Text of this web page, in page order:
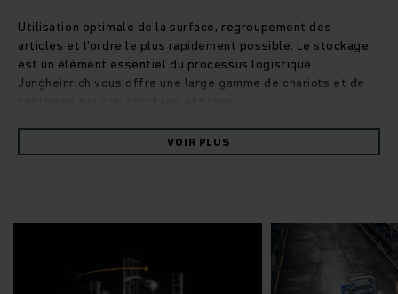
Utilisation optimale de la surface, regroupement des
articles et l'ordre le plus rapidement possible. Le stockage
est un élément essentiel du processus logistique.
Jungheinrich vous offre une large gamme de chariots et de
VOIR PLUS